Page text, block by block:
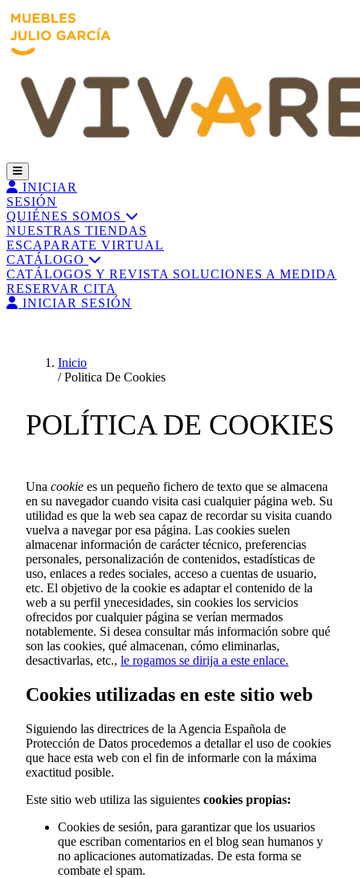
INICIAR
SESIÓN
QUIÉNES SOMOS
NUESTRAS TIENDAS
ESCAPARATE VIRTUAL
CATÁLOGO
CATÁLOGOS Y REVISTA SOLUCIONES A MEDIDA
RESERVAR CITA
INICIAR SESIÓN
Inicio
/ Politica De Cookies
POLÍTICA DE COOKIES
Una cookie es un pequeño fichero de texto que se almacena
en su navegador cuando visita casi cualquier página web. Su
utilidad es que la web sea capaz de recordar su visita cuando
vuelva a navegar por esa página. Las cookies suelen
almacenar información de carácter técnico, preferencias
personales, personalización de contenidos, estadísticas de
uso, enlaces a redes sociales, acceso a cuentas de usuario,
etc. El objetivo de la cookie es adaptar el contenido de la
web a su perfil ynecesidades, sin cookies los servicios
ofrecidos por cualquier página se verían mermados
notablemente. Si desea consultar más información sobre qué
son las cookies, qué almacenan, cómo eliminarlas,
desactivarlas, etc., le rogamos se dirija a este enlace.
Cookies utilizadas en este sitio web
Siguiendo las directrices de la Agencia Española de
Protección de Datos procedemos a detallar el uso de cookies
que hace esta web con el fin de informarle con la máxima
exactitud posible.
Este sitio web utiliza las siguientes cookies propias:
Cookies de sesión, para garantizar que los usuarios
que escriban comentarios en el blog sean humanos y
no aplicaciones automatizadas. De esta forma se
combate el spam.